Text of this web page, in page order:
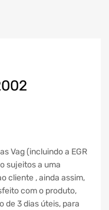
Vag (incluindo a EGR
sujeitos a uma
cliente , ainda assim,
com o produto,
de 3 dias úteis, para